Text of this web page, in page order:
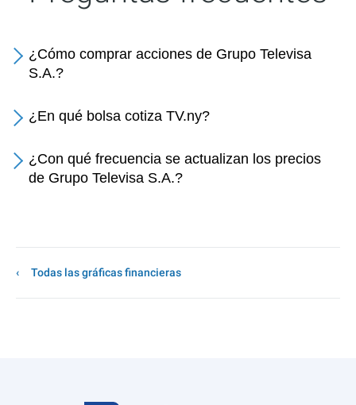
¿Cómo comprar acciones de Grupo Televisa
S.A.?
¿En qué bolsa cotiza TV.ny?
¿Con qué frecuencia se actualizan los precios
de Grupo Televisa S.A.?
Todas las gráficas financieras